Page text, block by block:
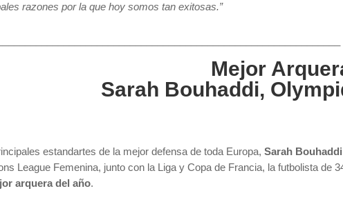
razones por la que hoy somos tan exitosas.”
Mejor
Sarah Bouhaddi,
estandartes de la mejor defensa de toda Europa,Sarah Bouhaddi
League Femenina, junto con la Liga y Copa de Francia, la futbolista de
arquera del año.